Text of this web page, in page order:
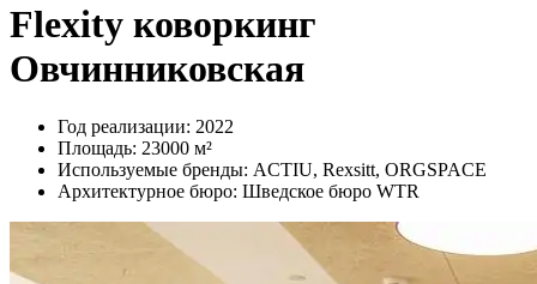
Flexity коворкинг
Овчинниковская
Год реализации: 2022
Площадь: 23000 м²
Используемые бренды: ACTIU, Rexsitt, ORGSPACE
Архитектурное бюро: Шведское бюро WTR